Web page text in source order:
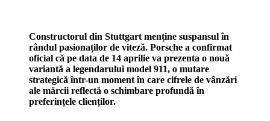
Constructorul din Stuttgart menține suspansul în
rândul pasionaților de viteză. Porsche a confirmat
oficial că pe data de 14 aprilie va prezenta o nouă
variantă a legendarului model 911, o mutare
strategică într-un moment în care cifrele de vânzări
ale mărcii reflectă o schimbare profundă în
preferințele clienților.